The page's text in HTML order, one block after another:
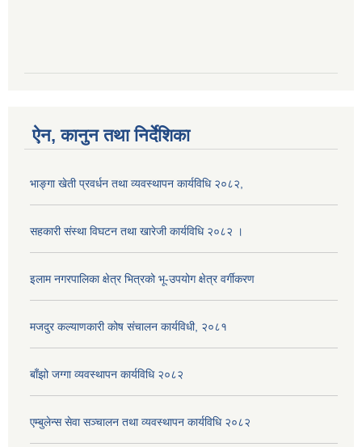
ऐन, कानुन तथा निर्देशिका
भाङ्गा खेती प्रवर्धन तथा व्यवस्थापन कार्यविधि २०८२,
सहकारी संस्था विघटन तथा खारेजी कार्यविधि २०८२ ।
इलाम नगरपालिका क्षेत्र भित्रको भू-उपयोग क्षेत्र वर्गीकरण
मजदुर कल्याणकारी कोष संचालन कार्यविधी, २०८१
बाँझो जग्गा व्यवस्थापन कार्यविधि २०८२
एम्बुलेन्स सेवा सञ्चालन तथा व्यवस्थापन कार्यविधि २०८२